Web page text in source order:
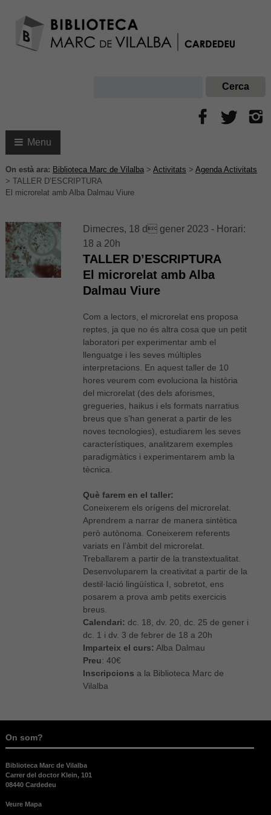
Menu
On està ara: Biblioteca Marc de Vilalba> Activitats > Agenda Activitats
> TALLER D’ESCRIPTURA
El microrelat amb Alba Dalmau Viure
Dimecres, 18 d gener 2023 - Horari:
18 a 20h
TALLER D’ESCRIPTURA
El microrelat amb Alba
Dalmau Viure
Com a lectors, el microrelat ens proposa
reptes, ja que no és altra cosa que un petit
laboratori per experimentar amb el
llenguatge i les seves múltiples
interpretacions. En aquest taller de 10
hores veurem com evoluciona la història
del microrelat (des dels aforismes,
gregueries, haikus i els formats narratius
breus que s’han generat a partir de les
noves tecnologies), estudiarem les seves
característiques, analitzarem exemples
paradigmàtics i experimentarem amb la
tècnica.
Què farem en el taller:
Coneixerem els orígens del microrelat.
Aprendrem a narrar de manera sintètica
però autònoma. Coneixerem referents
variats en l’àmbit del microrelat.
Treballarem a partir de la transtextualitat.
Desenvoluparem la creativitat a partir de la
destil·lació lingüística I, sobretot, ens
posarem a prova amb petits exercicis
breus.
Calendari: dc. 18, dv. 20, dc. 25 de gener i
dc. 1 i dv. 3 de febrer de 18 a 20h
Imparteix el curs: Alba Dalmau
Preu: 40€
Inscripcions a la Biblioteca Marc de
Vilalba
On som?
Biblioteca Marc de Vilalba
Carrer del doctor Klein, 101
08440 Cardedeu
Veure Mapa